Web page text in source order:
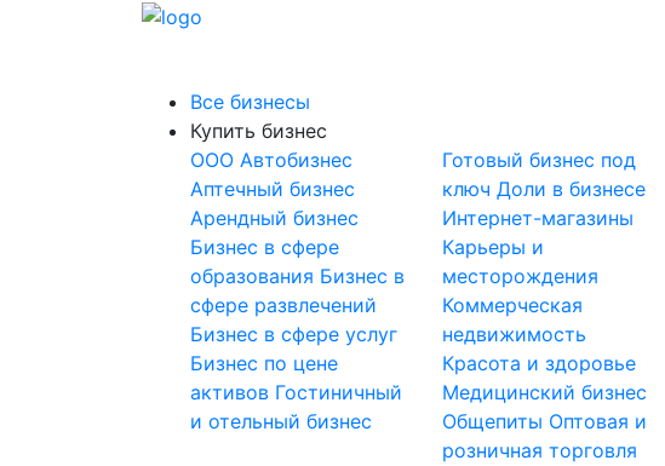
Все бизнесы
Купить бизнес
OOO Автобизнес
Аптечный бизнес
Арендный бизнес
Бизнес в сфере
образования Бизнес в
сфере развлечений
Бизнес в сфере услуг
Бизнес по цене
активов Гостиничный
и отельный бизнес
Готовый бизнес под
ключДоли в бизнесе
Интернет-магазины
Карьеры и
месторождения
Коммерческая
недвижимость
Красота и здоровье
Медицинский бизнес
Общепиты Оптовая и
розничная торговля